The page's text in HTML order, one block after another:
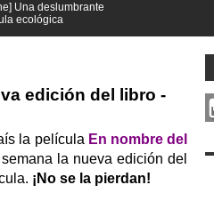
deslumbrante
edición del libro -
la película En nombre del
la nueva edición del
¡No se la pierdan!